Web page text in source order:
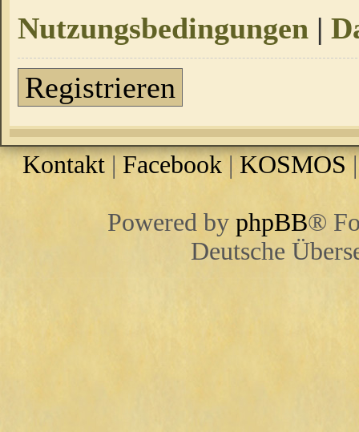
Nutzungsbedingungen |
Registrieren
Kontakt | Facebook |KOSMOS
Powered by phpBB®
Deutsche